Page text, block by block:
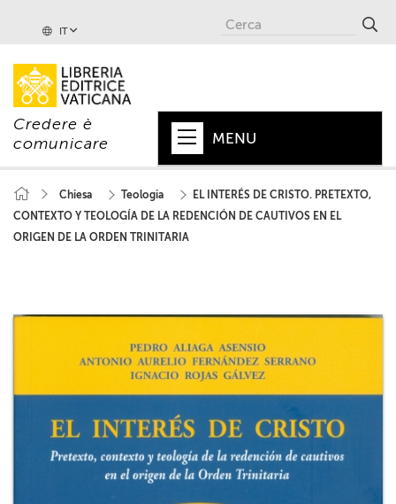
IT
Credere è
comunicare
MENU
PAPA
COLLANE
RIVISTE
CEI
Chiesa Teologia
EL INTERÉS DE CRISTO. PRETEXTO,
CONTEXTO Y TEOLOGÍA DE LA REDENCIÓN DE CAUTIVOS EN EL
ORIGEN DE LA ORDEN TRINITARIA